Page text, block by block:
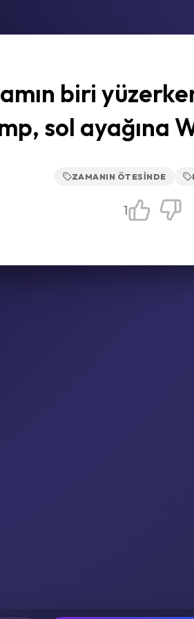
biri
sol ayağına
ZAMANIN ÖTESINDE
1